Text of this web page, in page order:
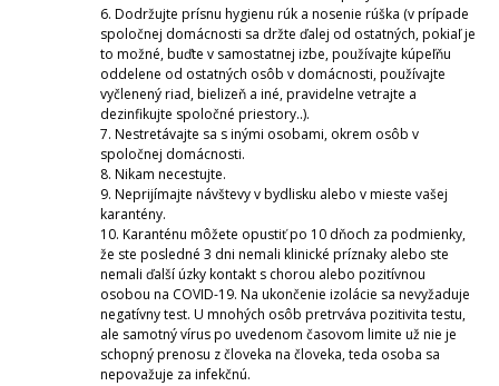
6. Dodržujte prísnu hygienu rúk a nosenie rúška (v prípade
spoločnej domácnosti sa držte ďalej od ostatných, pokiaľ je
to možné, buďte v samostatnej izbe, používajte kúpeľňu
oddelene od ostatných osôb v domácnosti, používajte
vyčlenený riad, bielizeň a iné, pravidelne vetrajte a
dezinfikujte spoločné priestory..).
7. Nestretávajte sa s inými osobami, okrem osôb v
spoločnej domácnosti.
8. Nikam necestujte.
9. Neprijímajte návštevy v bydlisku alebo v mieste vašej
karantény.
10. Karanténu môžete opustiť po 10 dňoch za podmienky,
že ste posledné 3 dni nemali klinické príznaky alebo ste
nemali ďalší úzky kontakt s chorou alebo pozitívnou
osobou na COVID-19. Na ukončenie izolácie sa nevyžaduje
negatívny test. U mnohých osôb pretrváva pozitivita testu,
ale samotný vírus po uvedenom časovom limite už nie je
schopný prenosu z človeka na človeka, teda osoba sa
nepovažuje za infekčnú.